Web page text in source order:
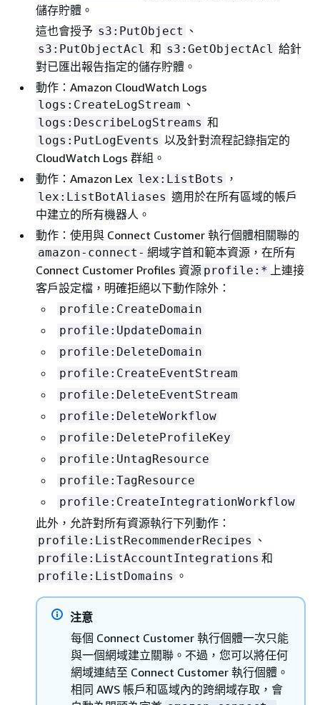
儲存貯體。
這也會授予 s3:PutObject 、
s3:PutObjectAcl 和 s3:GetObjectAcl 給針
對已匯出報告指定的儲存貯體。
動作：Amazon CloudWatch Logs
logs:CreateLogStream 、
logs:DescribeLogStreams 和
logs:PutLogEvents 以及針對流程記錄指定的
CloudWatch Logs 群組。
動作：Amazon Lex lex:ListBots ，
lex:ListBotAliases 適用於在所有區域的帳戶
中建立的所有機器人。
動作：使用與 Connect Customer 執行個體相關聯的
amazon-connect- 網域字首和範本資源，在所有
Connect Customer Profiles 資源 profile:* 上連接
客戶設定檔，明確拒絕以下動作除外：
profile:CreateDomain
profile:UpdateDomain
profile:DeleteDomain
profile:CreateEventStream
profile:DeleteEventStream
profile:DeleteWorkflow
profile:DeleteProfileKey
profile:UntagResource
profile:TagResource
profile:CreateIntegrationWorkflow
此外，允許對所有資源執行下列動作：
profile:ListRecommenderRecipes 、
profile:ListAccountIntegrations 和
profile:ListDomains 。
注意
每個 Connect Customer 執行個體一次只能
與一個網域建立關聯。不過，您可以將任何
網域連結至 Connect Customer 執行個體。
相同 AWS 帳戶和區域內的跨網域存取，會